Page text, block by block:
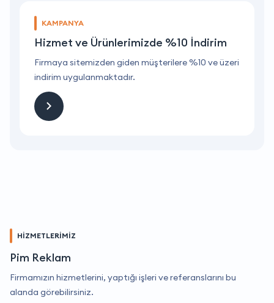
KAMPANYA
Hizmet ve Ürünlerimizde %10 İndirim
Firmaya sitemizden giden müşterilere %10 ve üzeri
indirim uygulanmaktadır.
HİZMETLERİMİZ
Pim Reklam
Firmamızın hizmetlerini, yaptığı işleri ve referanslarını bu
alanda görebilirsiniz.